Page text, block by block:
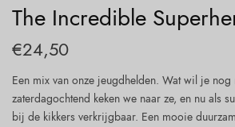
The Incredible
€24,50
Een mix van onze jeugdhelden. Wat wil je
zaterdagochtend keken we naar ze, en nu als
bij de kikkers verkrijgbaar. Een mooie